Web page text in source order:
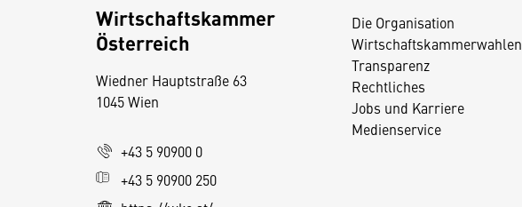
Die Organisation
Wirtschaftskammerwahlen
Transparenz
Rechtliches
Jobs und Karriere
Medienservice
Wirtschaftskammer
Österreich
Wiedner Hauptstraße 63
1045 Wien
+43 5 90900 0
+43 5 90900 250